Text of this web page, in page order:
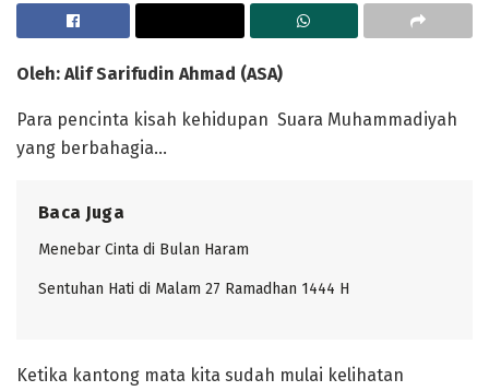
Oleh: Alif Sarifudin Ahmad (ASA)
Para pencinta kisah kehidupan Suara Muhammadiyah
yang berbahagia…
Baca Juga
Menebar Cinta di Bulan Haram
Sentuhan Hati di Malam 27 Ramadhan 1444 H
Ketika kantong mata kita sudah mulai kelihatan